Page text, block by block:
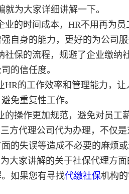
就为大家详细讲解一下。
业的时间成本，HR不用再为
自身的能力，更好的为公司
社保的流程，规避了企业缴纳
的信任度。
HR的工作效率和管理能力，
免重复性工作。
的操作更加规范，避免对员工
方代理公司代为办理，不仅
的失误等造成不必要的麻烦
大家讲解的关于社保代理方
。如果您有寻找代缴社保机构